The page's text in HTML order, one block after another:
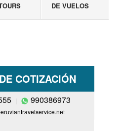
DE VUELOS
COTIZACIÓN
| 990386973